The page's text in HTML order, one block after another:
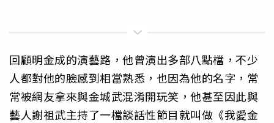
回顧明金成的演藝路，他曾演出多部八點檔，不少
人都對他的臉感到相當熟悉，也因為他的名字，常
常被網友拿來與金城武混淆開玩笑，他甚至因此與
藝人謝祖武主持了一檔談話性節目就叫做《我愛金